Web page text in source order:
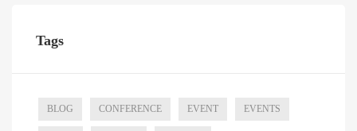
Tags
BLOG CONFERENCE EVENT EVENTS